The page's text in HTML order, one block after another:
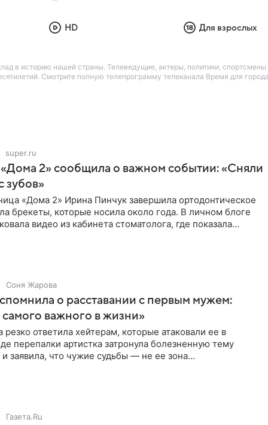
HD Для взрослых
в историю нашей страны. Телеведущие, актеры, политики,
Смотрите полную телепрограмму телеканала Время для
super.ru
«Дома 2» сообщила о важном событии: «Сняли
зубов»
«Дома 2» Ирина Пинчук завершила ортодонтическое
брекеты, которые носила около года. В личном блоге
видео из кабинета стоматолога, где показала
Соня Жарова
о расставании с первым мужем:
важного в жизни»
ответила хейтерам, которые атаковали ее в
перепалки артистка затронула болезненную тему
и заявила, что чужие судьбы — не ее зона
Газета.Ru